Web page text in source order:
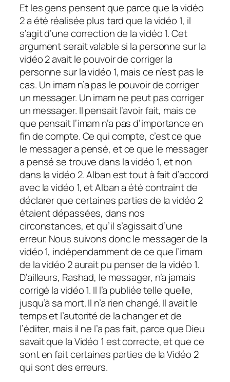
Et les gens pensent que parce que la vidéo
2 a été réalisée plus tard que la vidéo 1, il
s’agit d’une correction de la vidéo 1. Cet
argument serait valable si la personne sur la
vidéo 2 avait le pouvoir de corriger la
personne sur la vidéo 1, mais ce n’est pas le
cas. Un imam n’a pas le pouvoir de corriger
un messager. Un imam ne peut pas corriger
un messager. Il pensait l’avoir fait, mais ce
que pensait l’imam n’a pas d’importance en
fin de compte. Ce qui compte, c’est ce que
le messager a pensé, et ce que le messager
a pensé se trouve dans la vidéo 1, et non
dans la vidéo 2. Alban est tout à fait d’accord
avec la vidéo 1, et Alban a été contraint de
déclarer que certaines parties de la vidéo 2
étaient dépassées, dans nos
circonstances, et qu’il s’agissait d’une
erreur. Nous suivons donc le messager de la
vidéo 1, indépendamment de ce que l’imam
de la vidéo 2 aurait pu penser de la vidéo 1.
D’ailleurs, Rashad, le messager, n’a jamais
corrigé la vidéo 1. Il l’a publiée telle quelle,
jusqu’à sa mort. Il n’a rien changé. Il avait le
temps et l’autorité de la changer et de
l’éditer, mais il ne l’a pas fait, parce que Dieu
savait que la Vidéo 1 est correcte, et que ce
sont en fait certaines parties de la Vidéo 2
qui sont des erreurs.